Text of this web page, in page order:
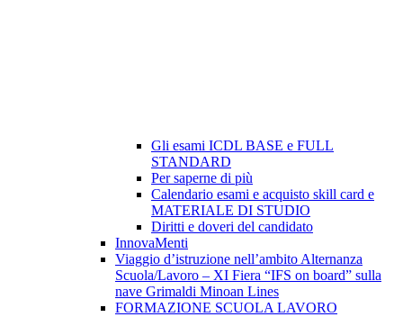
Gli esami ICDL BASE e FULL
STANDARD
Per saperne di più
Calendario esami e acquisto skill card e
MATERIALE DI STUDIO
Diritti e doveri del candidato
InnovaMenti
Viaggio d’istruzione nell’ambito Alternanza
Scuola/Lavoro – XI Fiera “IFS on board” sulla
nave Grimaldi Minoan Lines
FORMAZIONE SCUOLA LAVORO